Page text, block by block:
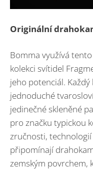
Originální
Bomma využívá
kolekci svítidel
jeho potenciál.
jednoduché
jedinečné skleněné
pro značku typickou
zručnosti,
připomínají
zemským povrchem,